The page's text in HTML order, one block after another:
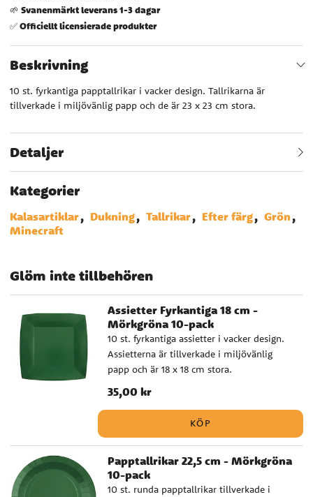
🌱 Svanenmärkt leverans 1-3 dagar
✅Officiellt licensierade produkter
Beskrivning
10 st. fyrkantiga papptallrikar i vacker design. Tallrikarna är
tillverkade i miljövänlig papp och de är 23 x 23 cm stora.
Detaljer
Kategorier
Kalasartiklar Dukning Tallrikar Efter färg
Grön
Minecraft
Glöm inte tillbehören
Assietter Fyrkantiga 18 cm -
Mörkgröna 10-pack
10 st. fyrkantiga assietter i vacker design.
Assietterna är tillverkade i miljövänlig
papp och är 18 x 18 cm stora.
Pris:35,00 kr
35,00 kr
KÖP
Papptallrikar 22,5 cm - Mörkgröna
10-pack
10 st. runda papptallrikar tillverkade i